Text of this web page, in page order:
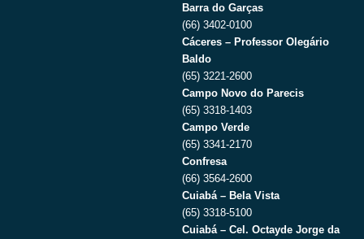
Barra do Garças
(66) 3402-0100
Cáceres – Professor Olegário
Baldo
(65) 3221-2600
Campo Novo do Parecis
(65) 3318-1403
Campo Verde
(65) 3341-2170
Confresa
(66) 3564-2600
Cuiabá – Bela Vista
(65) 3318-5100
Cuiabá – Cel. Octayde Jorge da